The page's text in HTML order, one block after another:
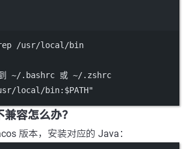
/usr/local/bin
到 ~/.bashrc 或 ~/.zshrc
local/bin: $PATH"
容怎么办？
版本，安装对应的 Java：